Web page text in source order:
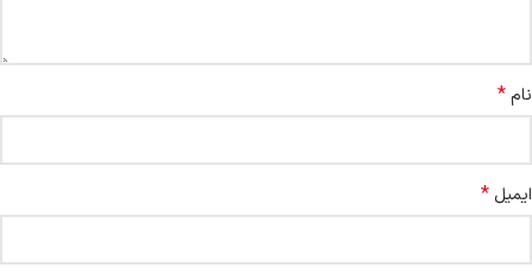
نام*
ایمیل *